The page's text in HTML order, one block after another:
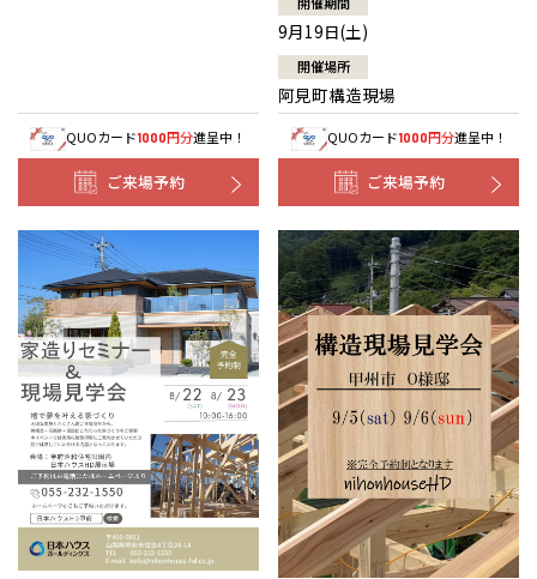
QUOカード1000円分進呈中！
ご来場予約
9月19日(土)
開催場所
阿見町構造現場
QUOカード1000円分進呈中！
ご来場予約